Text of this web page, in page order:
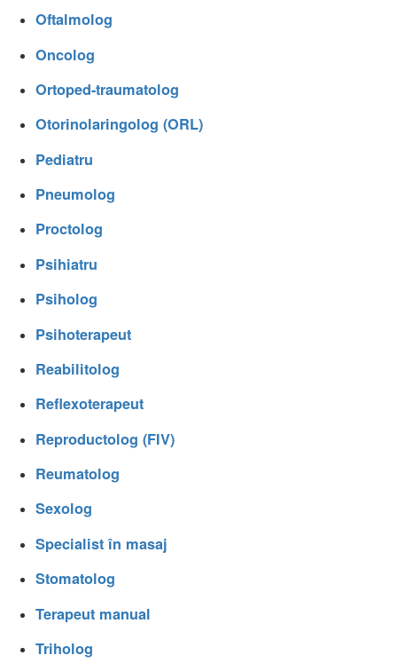
Oftalmolog
Oncolog
Ortoped-traumatolog
Otorinolaringolog (ORL)
Pediatru
Pneumolog
Proctolog
Psihiatru
Psiholog
Psihoterapeut
Reabilitolog
Reflexoterapeut
Reproductolog (FIV)
Reumatolog
Sexolog
Specialist în masaj
Stomatolog
Terapeut manual
Triholog